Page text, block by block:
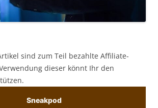
sind zum Teil bezahlte Affiliate-
dieser könnt Ihr den